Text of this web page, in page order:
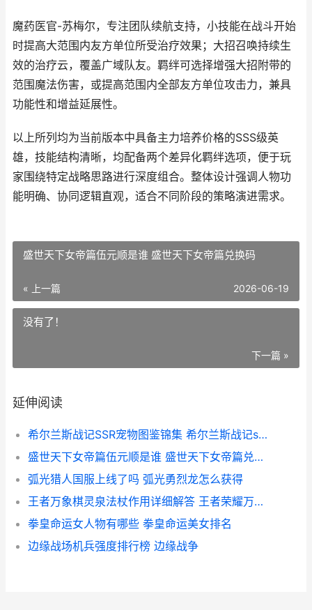
魔药医官-苏梅尔，专注团队续航支持，小技能在战斗开始
时提高大范围内友方单位所受治疗效果；大招召唤持续生
效的治疗云，覆盖广域队友。羁绊可选择增强大招附带的
范围魔法伤害，或提高范围内全部友方单位攻击力，兼具
功能性和增益延展性。
以上所列均为当前版本中具备主力培养价格的SSS级英
雄，技能结构清晰，均配备两个差异化羁绊选项，便于玩
家围绕特定战略思路进行深度组合。整体设计强调人物功
能明确、协同逻辑直观，适合不同阶段的策略演进需求。
盛世天下女帝篇伍元顺是谁 盛世天下女帝篇兑换码
« 上一篇 2026-06-19
没有了！
下一篇 »
延伸阅读
希尔兰斯战记SSR宠物图鉴锦集 希尔兰斯战记ssr宠物
盛世天下女帝篇伍元顺是谁 盛世天下女帝篇兑换码
弧光猎人国服上线了吗 弧光勇烈龙怎么获得
王者万象棋灵泉法杖作用详细解答 王者荣耀万象天引
拳皇命运女人物有哪些 拳皇命运美女排名
边缘战场机兵强度排行榜 边缘战争